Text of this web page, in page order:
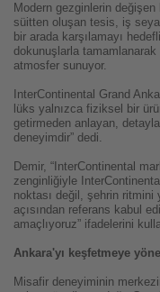
Modern gezginlerin
süitten oluşan tesis, iş
bir arada karşılamayı
dokunuşlarla
atmosfer sunuyor.
InterContinental Grand
lüks yalnızca fiziksel bir
getirmeden anlayan,
deneyimdir” dedi.
Demir, “InterContinental
zenginliğiyle
noktası değil, şehrin
açısından referans kabul
amaçlıyoruz” ifadelerini
Ankara'yı keşfetmeye
Misafir deneyiminin